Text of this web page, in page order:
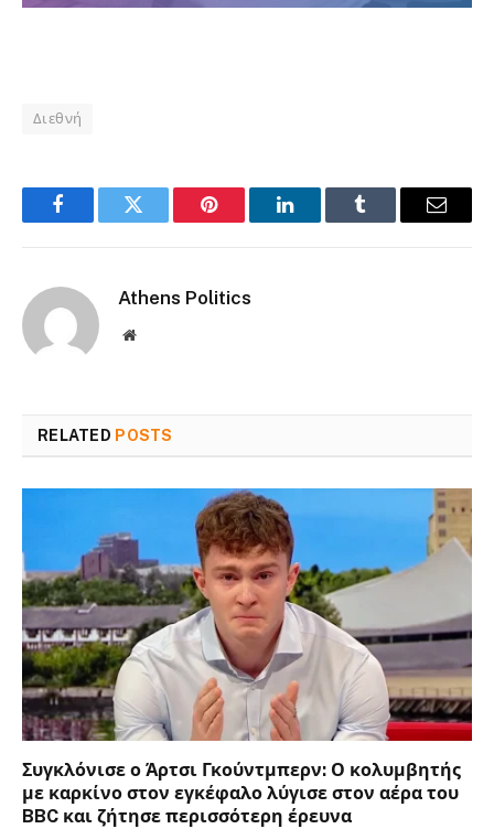
Διεθνή
FacebookTwitter Pinterest LinkedInTumblr Email
Athens Politics
Website
RELATED POSTS
Συγκλόνισε ο Άρτσι Γκούντμπερν: Ο κολυμβητής
με καρκίνο στον εγκέφαλο λύγισε στον αέρα του
BBC και ζήτησε περισσότερη έρευνα